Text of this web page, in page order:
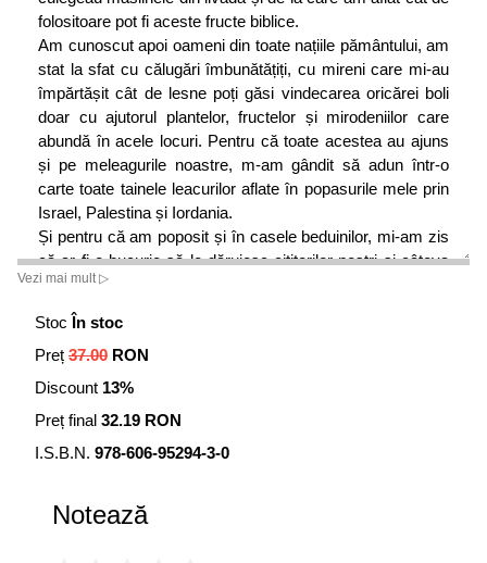
folositoare pot fi aceste fructe biblice.
Am cunoscut apoi oameni din toate națiile pământului, am
stat la sfat cu călugări îmbunătățiți, cu mireni care mi‑au
împărtășit cât de lesne poți găsi vindecarea oricărei boli
doar cu ajutorul plantelor, fructelor și mirodeniilor care
abundă în acele locuri. Pentru că toate acestea au ajuns
și pe meleagurile noastre, m-am gândit să adun într-o
carte toate tainele leacurilor aflate în popasurile mele prin
Israel, Palestina și Iordania.
Și pentru că am poposit și în casele beduinilor, mi-am zis
că ar fi o bucurie să le dăruiesc cititorilor noștri și câteva
rețete sănătoase și foarte gustoase din bucătăria arabă.
Vezi mai mult ▷
Stoc În stoc
Preț 37.00 RON
Discount 13%
Preț final 32.19 RON
I.S.B.N. 978-606-95294-3-0
Notează